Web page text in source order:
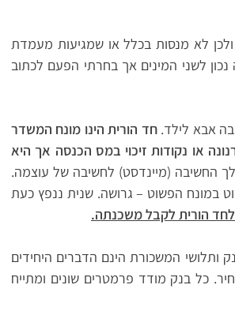
לא מנסות בכלל או שמגיעות מעמדת
לשני המינים אך בחרתי הפעם לכתוב
אבא לילד.חד הורית הינו מונח המשדר
או נקודות זיכוי במס הכנסה אך היא
החשיבה (מיינדסט) לחשיבה של עוצמה.
הפשוט – גרושה. שנית ננפץ כעת
לחד הורית לקבל משכנתה.
ותלושי המשכורת הינם הדברים היחידים
כל בנק מודד פרמטרים שונים ומתייח